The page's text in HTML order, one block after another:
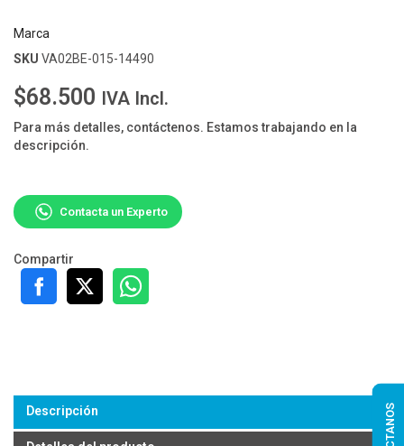
Marca
SKU VA02BE-015-14490
$68.500 IVA Incl.
Para más detalles, contáctenos. Estamos trabajando en la
descripción.
Contacta un Experto
Compartir
Descripción